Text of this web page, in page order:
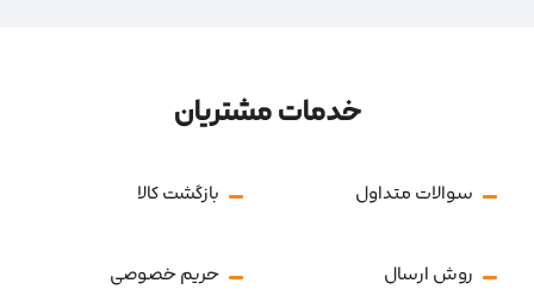
خدمات مشتریان
سوالات متداول بازگشت کالا
روش ارسال حریم خصوصی